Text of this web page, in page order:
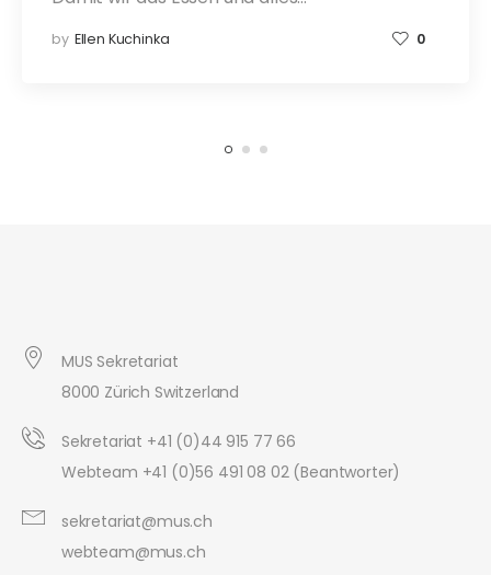
by Ellen Kuchinka 0
MUS Sekretariat
8000 Zürich Switzerland
Sekretariat +41 (0)44 915 77 66
Webteam +41 (0)56 491 08 02 (Beantworter)
sekretariat@mus.ch
webteam@mus.ch